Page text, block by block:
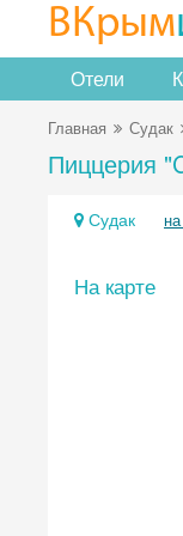
ВКрым
Отели
Главная Судак
Пиццерия
Судак
На карте